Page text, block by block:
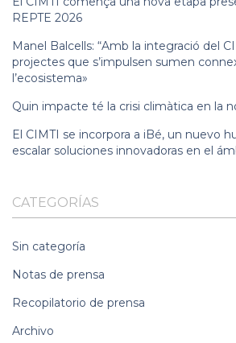
REPTE 2026
Manel Balcells: “Amb la integració del
projectes que s’impulsen sumen
l’ecosistema»
Quin impacte té la crisi climàtica en la
El CIMTI se incorpora a iBé, un nuevo
escalar soluciones innovadoras en el
CATEGORÍAS
Sin categoría
Notas de prensa
Recopilatorio de prensa
Archivo